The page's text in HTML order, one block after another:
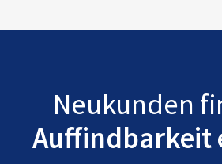
Neukunden
Auffindbarkeit